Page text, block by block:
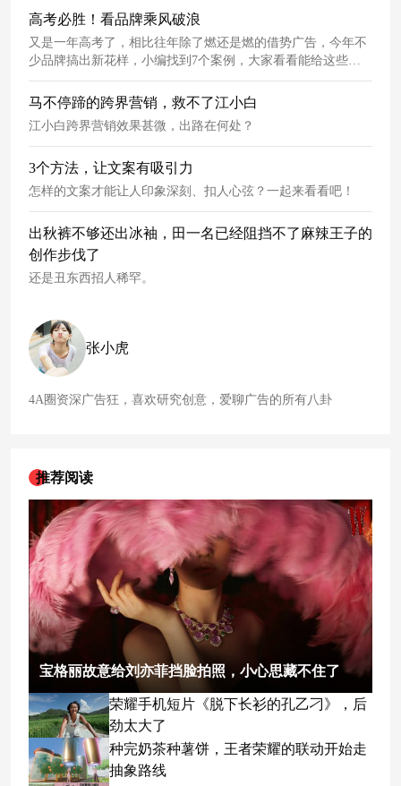
高考必胜！看品牌乘风破浪
又是一年高考了，相比往年除了燃还是燃的借势广告，今年不
少品牌搞出新花样，小编找到7个案例，大家看看能给这些品
牌打几分。
马不停蹄的跨界营销，救不了江小白
江小白跨界营销效果甚微，出路在何处？
3个方法，让文案有吸引力
怎样的文案才能让人印象深刻、扣人心弦？一起来看看吧！
出秋裤不够还出冰袖，田一名已经阻挡不了麻辣王子的
创作步伐了
还是丑东西招人稀罕。
张小虎
4A圈资深广告狂，喜欢研究创意，爱聊广告的所有八卦
推荐阅读
宝格丽故意给刘亦菲挡脸拍照，小心思藏不住了
荣耀手机短片《脱下长衫的孔乙刁》，后
劲太大了
种完奶茶种薯饼，王者荣耀的联动开始走
抽象路线